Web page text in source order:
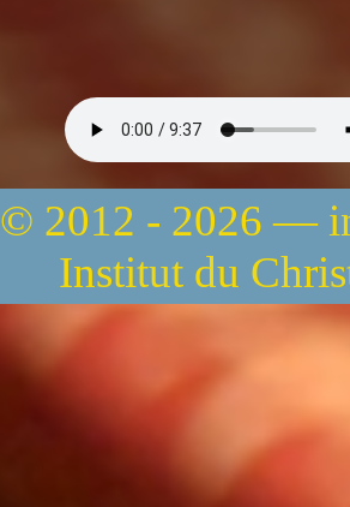
© 2012 - 2026 —
Institut du